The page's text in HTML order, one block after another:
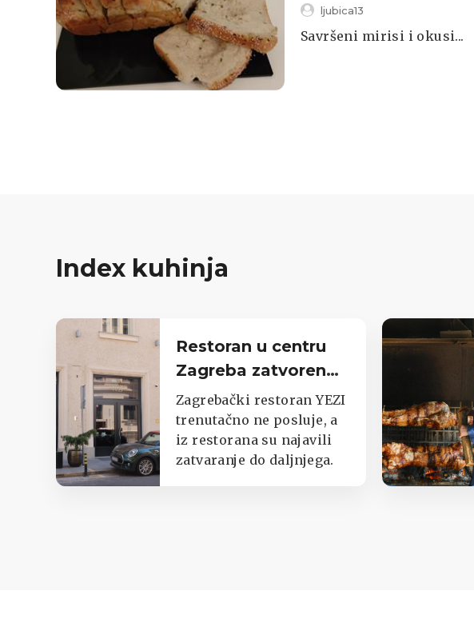
ljubica13
Savršeni mirisi i okusi...
Index kuhinja
Restoran u centru
Zagreba zatvoren
do daljnjega,
oglasili se iz lokala
Zagrebački restoran YEZI
trenutačno ne posluje, a
iz restorana su najavili
zatvaranje do daljnjega.